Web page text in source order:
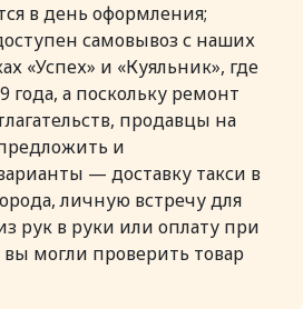
в день оформления;
самовывоз с наших
«Успех» и «Куяльник», где
года, а поскольку ремонт
продавцы на
и
— доставку такси в
личную встречу для
рук в руки или оплату при
могли проверить товар